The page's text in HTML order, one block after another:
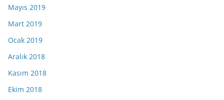
Mayıs 2019
Mart 2019
Ocak 2019
Aralık 2018
Kasım 2018
Ekim 2018